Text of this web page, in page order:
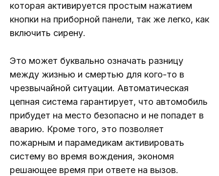
которая активируется простым нажатием
кнопки на приборной панели, так же легко, как
включить сирену.
Это может буквально означать разницу
между жизнью и смертью для кого-то в
чрезвычайной ситуации. Автоматическая
цепная система гарантирует, что автомобиль
прибудет на место безопасно и не попадет в
аварию. Кроме того, это позволяет
пожарным и парамедикам активировать
систему во время вождения, экономя
решающее время при ответе на вызов.